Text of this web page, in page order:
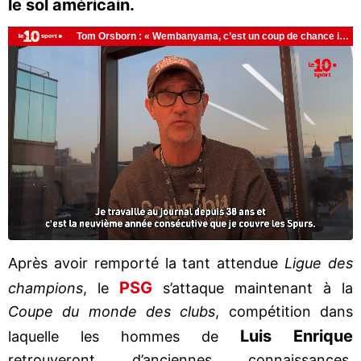
le sol américain.
Après avoir remporté la tant attendue Ligue des
champions, le PSG s’attaque maintenant à la
Coupe du monde des clubs, compétition dans
laquelle les hommes de Luis Enrique